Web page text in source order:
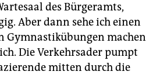
des Bürgeramts,
Aber dann sehe ich einen
Gymnastikübungen machen
Die Verkehrsader pumpt
mitten durch die